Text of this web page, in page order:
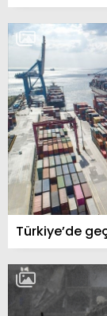
Türkiye’de